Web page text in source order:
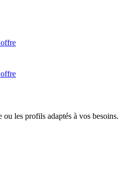
les profils adaptés à vos besoins.